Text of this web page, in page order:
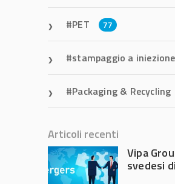
PET 77
stampaggio a iniezione
Packaging & Recycling
Articoli recenti
Vipa
svedesi